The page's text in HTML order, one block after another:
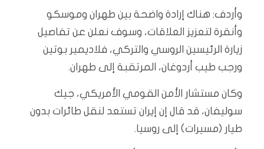
وأردف: هناك إرادة واضحة بين طهران وموسكو
وأنقرة لتعزيز العلاقات، وسوف نعلن عن تفاصيل
زيارة الرئيسين الروسي والتركي، فلاديمير بوتين
ورجب طيب أردوغان، المرتقبة إلى طهران.
وكان مستشار الأمن القومي الأمريكي، جيك
سوليفان، قد قال إن إيران تستعد لنقل طائرات بدون
طيار (مسيرات) إلى روسيا.